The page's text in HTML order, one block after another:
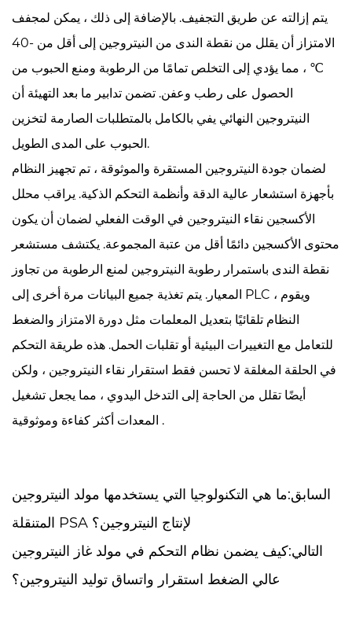
يتم إزالته عن طريق التجفيف. بالإضافة إلى ذلك ، يمكن لمجفف
الامتزاز أن يقلل من نقطة الندى من النيتروجين إلى أقل من -40
℃ ، مما يؤدي إلى التخلص تمامًا من الرطوبة ومنع الحبوب من
الحصول على رطب وعفن. تضمن تدابير ما بعد التهيئة أن
النيتروجين النهائي يفي بالكامل بالمتطلبات الصارمة لتخزين
الحبوب على المدى الطويل.
لضمان جودة النيتروجين المستقرة والموثوقة ، تم تجهيز النظام
بأجهزة استشعار عالية الدقة وأنظمة التحكم الذكية. يراقب محلل
الأكسجين نقاء النيتروجين في الوقت الفعلي لضمان أن يكون
محتوى الأكسجين دائمًا أقل من عتبة المجموعة. يكتشف مستشعر
نقطة الندى باستمرار رطوبة النيتروجين لمنع الرطوبة من تجاوز
المعيار. يتم تغذية جميع البيانات مرة أخرى إلى PLC ، ويقوم
النظام تلقائيًا بتعديل المعلمات مثل دورة الامتزاز والضغط
للتعامل مع التغييرات البيئية أو تقلبات الحمل. هذه طريقة التحكم
في الحلقة المغلقة لا تحسن فقط استقرار نقاء النيتروجين ، ولكن
أيضًا تقلل من الحاجة إلى التدخل اليدوي ، مما يجعل تشغيل
المعدات أكثر كفاءة وموثوقية .
السابق:ما هي التكنولوجيا التي يستخدمها مولد النيتروجين
المتنقلة PSA لإنتاج النيتروجين؟
التالي:كيف يضمن نظام التحكم في مولد غاز النيتروجين
عالي الضغط استقرار واتساق توليد النيتروجين؟